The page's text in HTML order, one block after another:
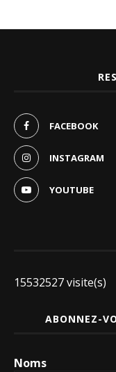
FACEBOOK
INSTAGRAM
YOUTUBE
15532527 visite(s)
ABONNEZ-
Noms